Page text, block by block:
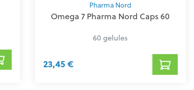
Pharma Nord
Omega 7 Pharma Nord Caps 60
60 gelules
23,45 €